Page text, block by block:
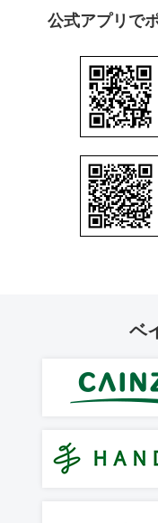
公式アプリで
ベ